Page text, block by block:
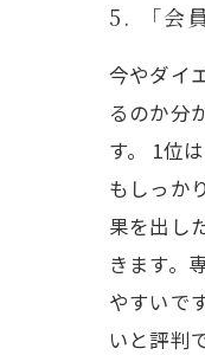
5. 「会
今やダイ
るのか分
す。 1位
もしっか
果を出し
きます。
やすいで
いと評判